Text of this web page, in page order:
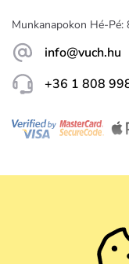
Munkanapokon Hé-Pé:
info@vuch.hu
+36 1 808